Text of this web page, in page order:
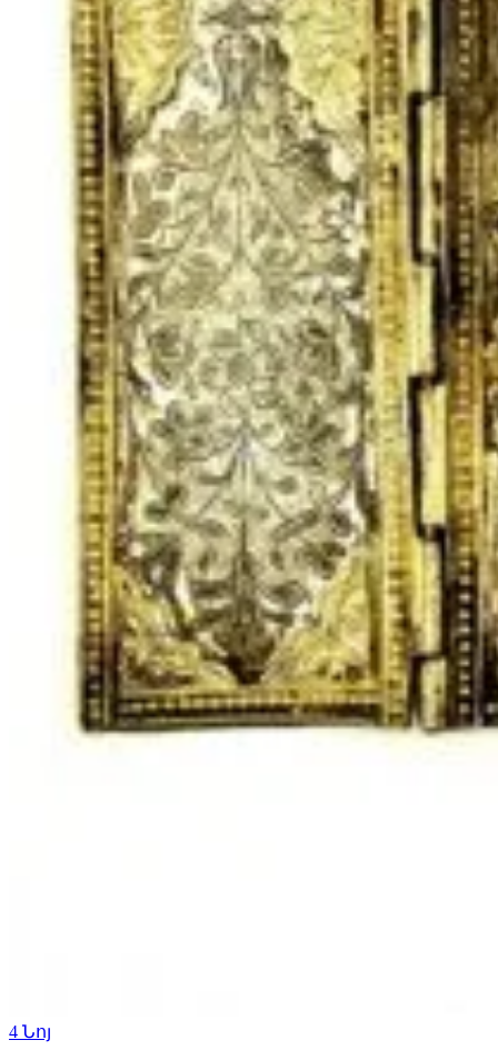
4 Նոյ